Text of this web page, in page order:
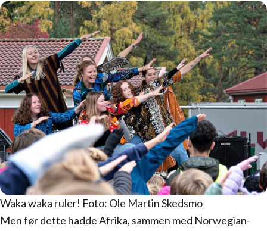
Waka waka ruler! Foto: Ole Martin Skedsmo
Men før dette hadde Afrika, sammen med Norwegian-